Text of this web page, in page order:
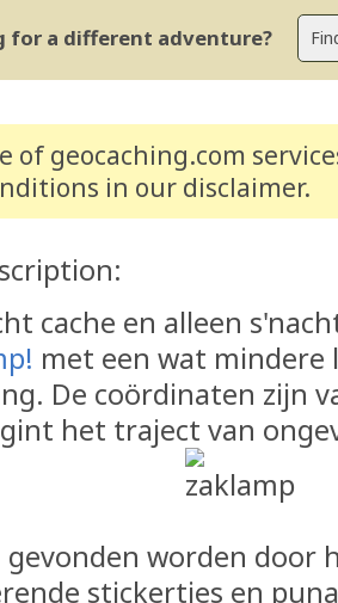
for a different adventure?
of geocaching.com
in our disclaimer.
cache en alleen
met een wat
De coördinaten zijn
het traject van
gevonden worden door
stickertjes en